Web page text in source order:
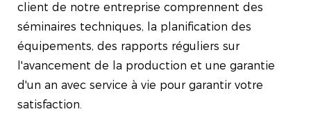
client de notre entreprise comprennent des
séminaires techniques, la planification des
équipements, des rapports réguliers sur
l'avancement de la production et une garantie
d'un an avec service à vie pour garantir votre
satisfaction.